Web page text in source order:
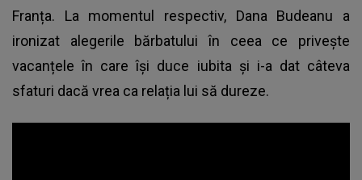
Franța. La momentul respectiv, Dana Budeanu a
ironizat alegerile bărbatului în ceea ce privește
vacanțele în care își duce iubita și i-a dat câteva
sfaturi dacă vrea ca relația lui să dureze.